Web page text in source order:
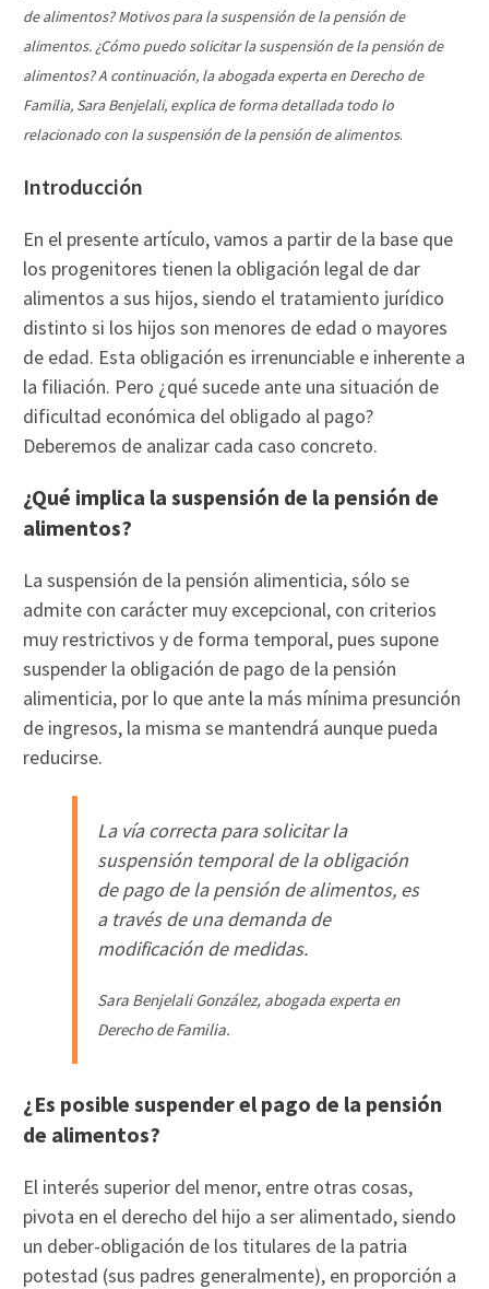
de alimentos? Motivos para la suspensión de la pensión de
alimentos. ¿Cómo puedo solicitar la suspensión de la pensión de
alimentos? A continuación, la abogada experta en Derecho de
Familia, Sara Benjelali, explica de forma detallada todo lo
relacionado con la suspensión de la pensión de alimentos.
Introducción
En el presente artículo, vamos a partir de la base que
los progenitores tienen la obligación legal de dar
alimentos a sus hijos, siendo el tratamiento jurídico
distinto si los hijos son menores de edad o mayores
de edad. Esta obligación es irrenunciable e inherente a
la filiación. Pero ¿qué sucede ante una situación de
dificultad económica del obligado al pago?
Deberemos de analizar cada caso concreto.
¿Qué implica la suspensión de la pensión de
alimentos?
La suspensión de la pensión alimenticia, sólo se
admite con carácter muy excepcional, con criterios
muy restrictivos y de forma temporal, pues supone
suspender la obligación de pago de la pensión
alimenticia, por lo que ante la más mínima presunción
de ingresos, la misma se mantendrá aunque pueda
reducirse.
La vía correcta para solicitar la
suspensión temporal de la obligación
de pago de la pensión de alimentos, es
a través de una demanda de
modificación de medidas.
Sara Benjelali González, abogada experta en
Derecho de Familia.
¿Es posible suspender el pago de la pensión
de alimentos?
El interés superior del menor, entre otras cosas,
pivota en el derecho del hijo a ser alimentado, siendo
un deber-obligación de los titulares de la patria
potestad (sus padres generalmente), en proporción a